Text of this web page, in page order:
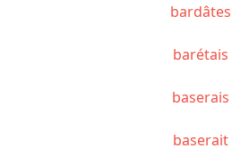
bardâtes
barétais
baserais
baserait